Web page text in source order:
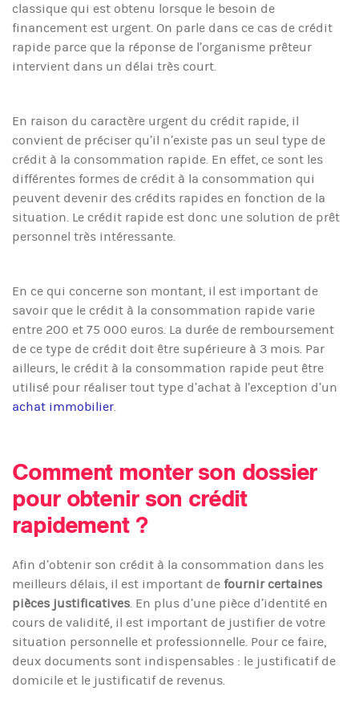
classique qui est obtenu lorsque le besoin de
financement est urgent. On parle dans ce cas de crédit
rapide parce que la réponse de l’organisme prêteur
intervient dans un délai très court.
En raison du caractère urgent du crédit rapide, il
convient de préciser qu’il n’existe pas un seul type de
crédit à la consommation rapide. En effet, ce sont les
différentes formes de crédit à la consommation qui
peuvent devenir des crédits rapides en fonction de la
situation. Le crédit rapide est donc une solution de prêt
personnel très intéressante.
En ce qui concerne son montant, il est important de
savoir que le crédit à la consommation rapide varie
entre 200 et 75 000 euros. La durée de remboursement
de ce type de crédit doit être supérieure à 3 mois. Par
ailleurs, le crédit à la consommation rapide peut être
utilisé pour réaliser tout type d’achat à l’exception d’un
achat immobilier.
Comment monter son dossier
pour obtenir son crédit
rapidement ?
Afin d’obtenir son crédit à la consommation dans les
meilleurs délais, il est important de fournir certaines
pièces justificatives. En plus d’une pièce d’identité en
cours de validité, il est important de justifier de votre
situation personnelle et professionnelle. Pour ce faire,
deux documents sont indispensables : le justificatif de
domicile et le justificatif de revenus.